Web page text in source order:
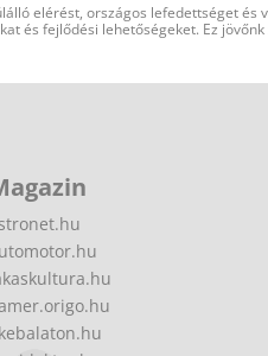
elérést, országos lefedettséget és
és fejlődési lehetőségeket. Ez jövőnk